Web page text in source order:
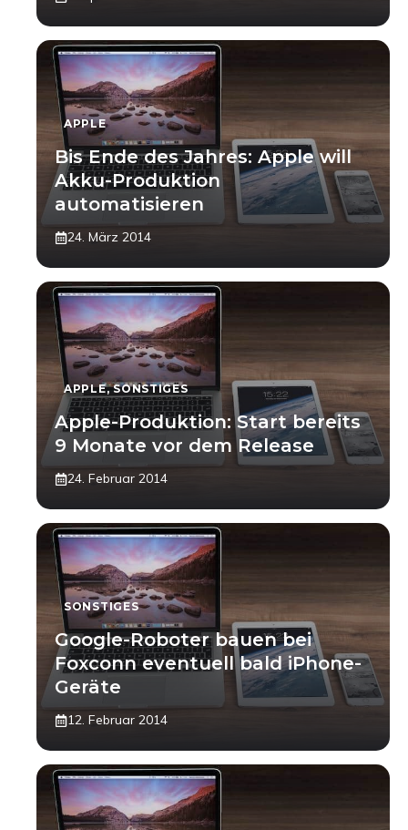
APPLE
Bis Ende des Jahres: Apple will
Akku-Produktion
automatisieren
24. März 2014
APPLE,SONSTIGES
Apple-Produktion: Start bereits
9 Monate vor dem Release
24. Februar 2014
SONSTIGES
Google-Roboter bauen bei
Foxconn eventuell bald iPhone-
Geräte
12. Februar 2014